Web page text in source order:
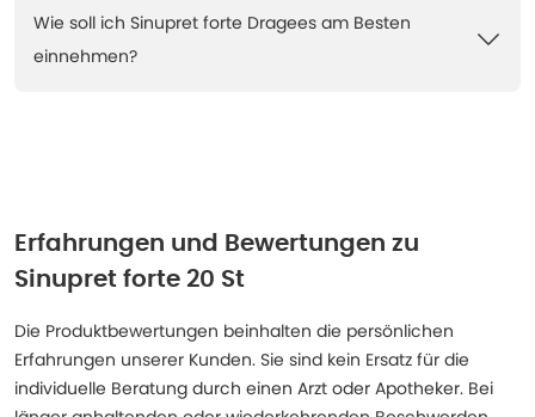
Wie soll ich Sinupret forte Dragees am Besten
einnehmen?
Erfahrungen und Bewertungen zu
Sinupret forte 20 St
Die Produktbewertungen beinhalten die persönlichen
Erfahrungen unserer Kunden. Sie sind kein Ersatz für die
individuelle Beratung durch einen Arzt oder Apotheker. Bei